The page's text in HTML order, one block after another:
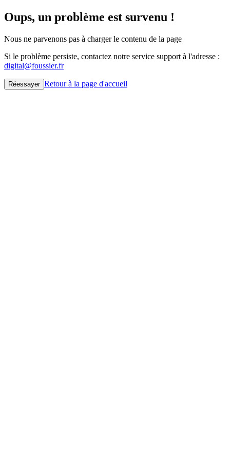
Oups, un problème est survenu !
Nous ne parvenons pas à charger le contenu de la page
Si le problème persiste, contactez notre service support à l'adresse :
digital@foussier.fr
Réessayer Retour à la page d'accueil